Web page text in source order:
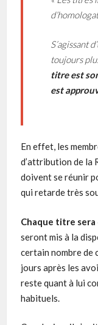
S’agissant
toujours
titre est
est
En effet, les
d’attribution de la
doivent se réunir
qui retarde très
Chaque titre
seront mis à la
certain nombre de
jours après les
reste quant à lui
habituels.